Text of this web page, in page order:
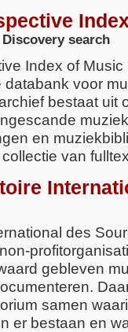
Discovery search
Index of
databank voor
bestaat uit
en
van
des
gebleven
samen
er bestaan en